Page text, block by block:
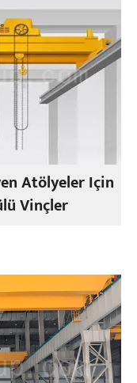
Atölyeler Için
Vinçler